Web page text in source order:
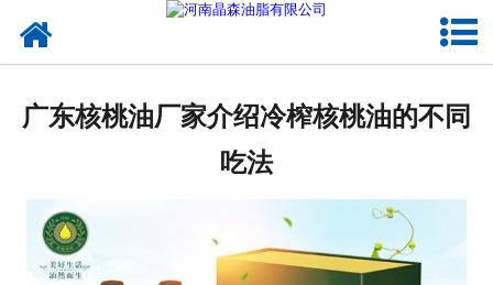
葡萄籽油
产品中心
广东核桃油厂家介绍冷榨核桃油的不同
吃法